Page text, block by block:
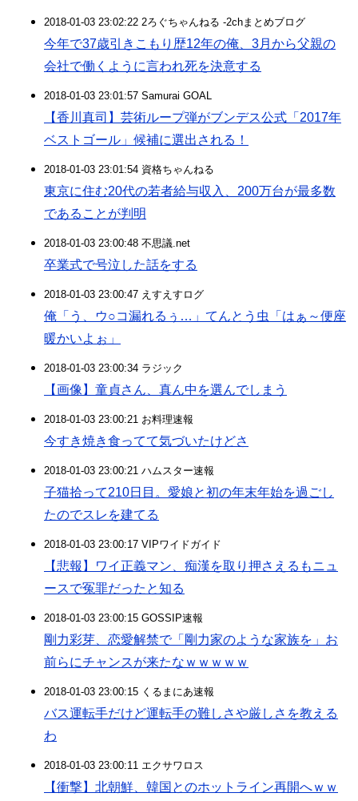
2018-01-03 23:02:22 2ろぐちゃんねる -2chまとめブログ
今年で37歳引きこもり歴12年の俺、3月から父親の
会社で働くように言われ死を決意する
2018-01-03 23:01:57 Samurai GOAL
【香川真司】芸術ループ弾がブンデス公式「2017年
ベストゴール」候補に選出される！
2018-01-03 23:01:54 資格ちゃんねる
東京に住む20代の若者給与収入、200万台が最多数
であることが判明
2018-01-03 23:00:48 不思議.net
卒業式で号泣した話をする
2018-01-03 23:00:47 えすえすログ
俺「う、ウ○コ漏れるぅ…」てんとう虫「はぁ～便座
暖かいよぉ」
2018-01-03 23:00:34 ラジック
【画像】童貞さん、真ん中を選んでしまう
2018-01-03 23:00:21 お料理速報
今すき焼き食ってて気づいたけどさ
2018-01-03 23:00:21 ハムスター速報
子猫拾って210日目。愛娘と初の年末年始を過ごし
たのでスレを建てる
2018-01-03 23:00:17 VIPワイドガイド
【悲報】ワイ正義マン、痴漢を取り押さえるもニュ
ースで冤罪だったと知る
2018-01-03 23:00:15 GOSSIP速報
剛力彩芽、恋愛解禁で「剛力家のような家族を」お
前らにチャンスが来たなｗｗｗｗｗ
2018-01-03 23:00:15 くるまにあ速報
バス運転手だけど運転手の難しさや厳しさを教える
わ
2018-01-03 23:00:11 エクサワロス
【衝撃】北朝鮮、韓国とのホットライン再開へｗｗ